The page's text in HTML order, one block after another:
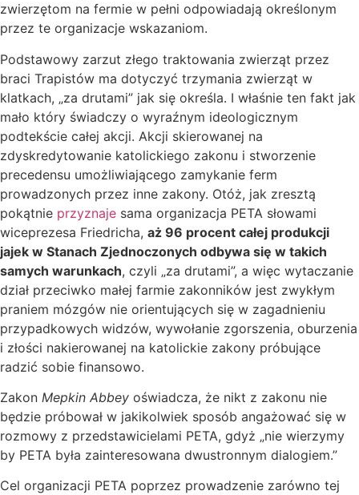
zwierzętom na fermie w pełni odpowiadają określonym
przez te organizacje wskazaniom.
Podstawowy zarzut złego traktowania zwierząt przez
braci Trapistów ma dotyczyć trzymania zwierząt w
klatkach, „za drutami” jak się określa. I właśnie ten fakt jak
mało który świadczy o wyraźnym ideologicznym
podtekście całej akcji. Akcji skierowanej na
zdyskredytowanie katolickiego zakonu i stworzenie
precedensu umożliwiającego zamykanie ferm
prowadzonych przez inne zakony. Otóż, jak zresztą
pokątnie przyznaje sama organizacja PETA słowami
wiceprezesa Friedricha, aż 96 procent całej produkcji
jajek w Stanach Zjednoczonych odbywa się w takich
samych warunkach, czyli „za drutami”, a więc wytaczanie
dział przeciwko małej farmie zakonników jest zwykłym
praniem mózgów nie orientujących się w zagadnieniu
przypadkowych widzów, wywołanie zgorszenia, oburzenia
i złości nakierowanej na katolickie zakony próbujące
radzić sobie finansowo.
Zakon Mepkin Abbey oświadcza, że nikt z zakonu nie
będzie próbował w jakikolwiek sposób angażować się w
rozmowy z przedstawicielami PETA, gdyż „nie wierzymy
by PETA była zainteresowana dwustronnym dialogiem.”
Cel organizacji PETA poprzez prowadzenie zarówno tej